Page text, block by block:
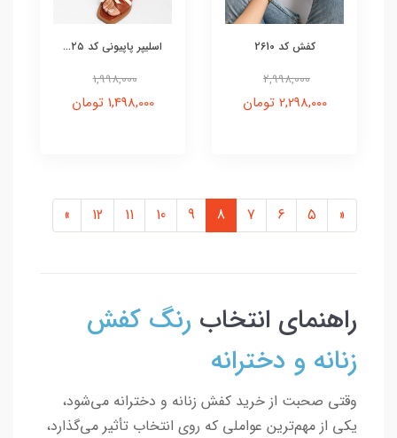
کفش کد 2610
2,998,000
2,298,000 تومان
اسلیپر پاپیونی کد ۲۵...
1,998,000
1,498,000 تومان
«
5
6
7
8
9
10
11
12
»
راهنمای انتخاب رنگ کفش
زنانه و دخترانه
وقتی صحبت از خرید کفش زنانه و دخترانه می‌شود،
یکی از مهم‌ترین عواملی که روی انتخاب تأثیر می‌گذارد،